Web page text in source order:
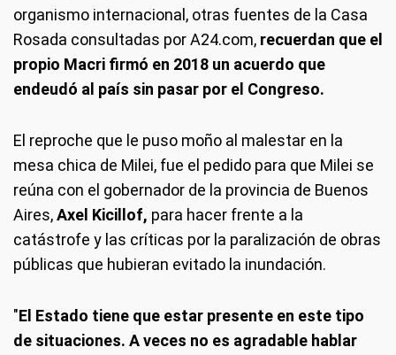
organismo internacional, otras fuentes de la Casa
Rosada consultadas por A24.com, recuerdan que el
propio Macri firmó en 2018 un acuerdo que
endeudó al país sin pasar por el Congreso.
El reproche que le puso moño al malestar en la
mesa chica de Milei, fue el pedido para que Milei se
reúna con el gobernador de la provincia de Buenos
Aires,Axel Kicillof, para hacer frente a la
catástrofe y las críticas por la paralización de obras
públicas que hubieran evitado la inundación.
"El Estado tiene que estar presente en este tipo
de situaciones. A veces no es agradable hablar